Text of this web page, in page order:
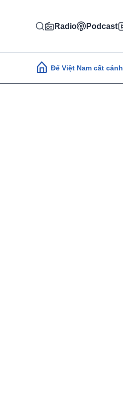
Radio Podcast
Main navigation
Để Việt Nam cất cánh